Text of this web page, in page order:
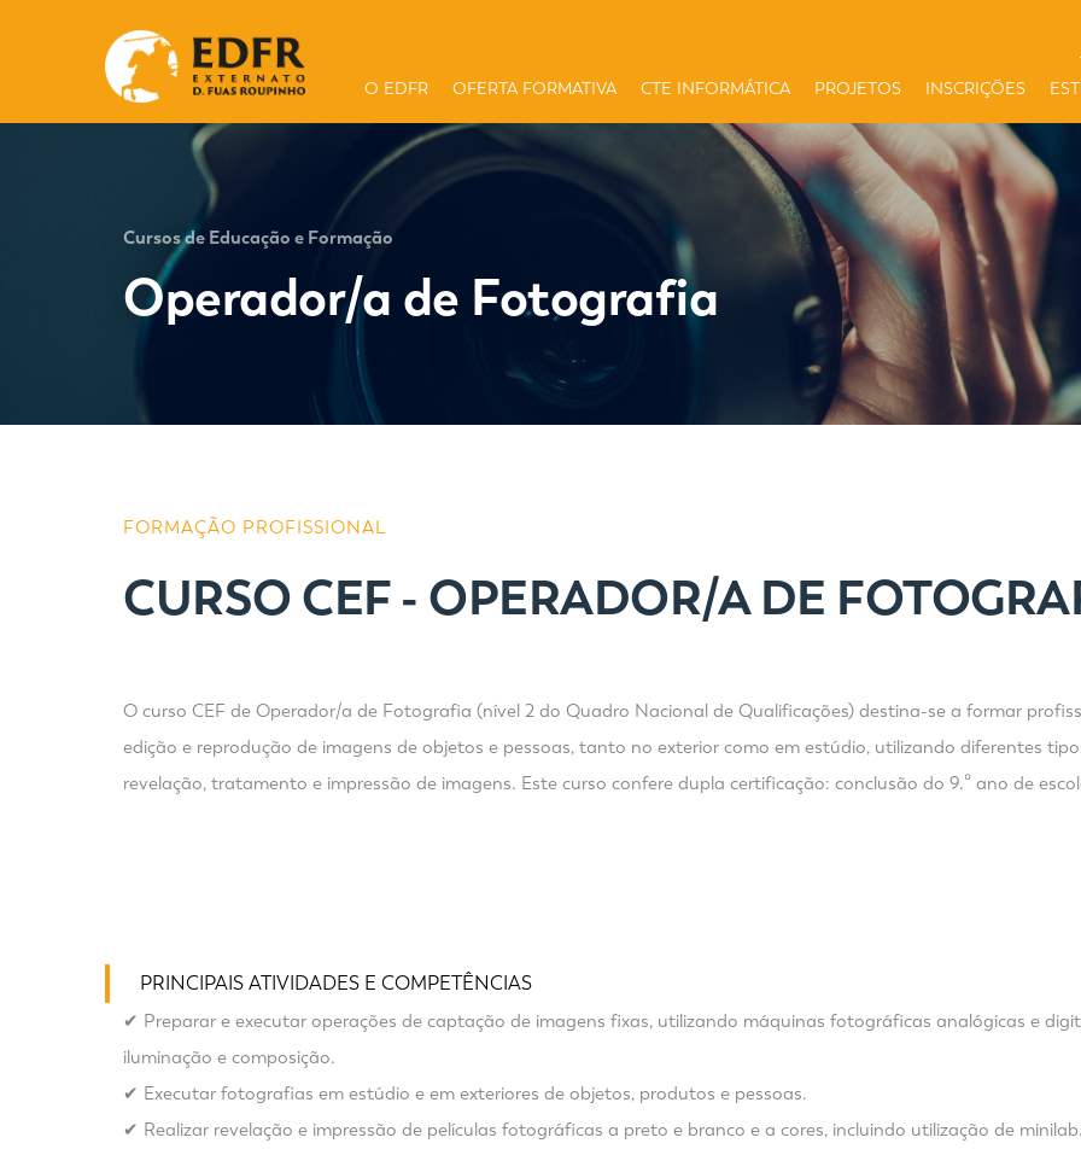
O EDFR OFERTA FORMATIVA CTE INFORMÁTICA PROJETOS INSCRIÇÕES
Cursos de Educação e Formação
Operador/a de Fotografia
FORMAÇÃO PROFISSIONAL
CURSO CEF - OPERADOR/A DE
O curso CEF de Operador/a de Fotografia (nível 2 do Quadro Nacional de Qualificações) destina-se a formar
edição e reprodução de imagens de objetos e pessoas, tanto no exterior como em estúdio, utilizando diferentes
revelação, tratamento e impressão de imagens. Este curso confere dupla certificação: conclusão do 9.º ano de
PRINCIPAIS ATIVIDADES E COMPETÊNCIAS
✔ Preparar e executar operações de captação de imagens fixas, utilizando máquinas fotográficas analógicas e
iluminação e composição.
✔ Executar fotografias em estúdio e em exteriores de objetos, produtos e pessoas.
✔ Realizar revelação e impressão de películas fotográficas a preto e branco e a cores, incluindo utilização de minilab.